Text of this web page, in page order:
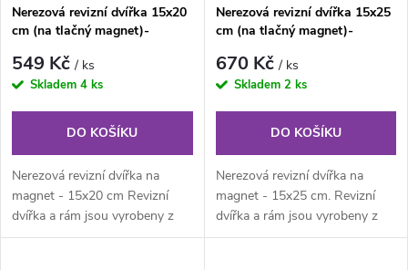
Nerezová revizní dvířka 15x20
cm (na tlačný magnet)-
549 Kč/ ks
Skladem 4 ks
DO KOŠÍKU
Nerezová revizní dvířka na
magnet - 15x20 cm Revizní
dvířka a rám jsou vyrobeny z
nerezového plechu. Rám z
Nerezová revizní dvířka 15x25
cm (na tlačný magnet)-
670 Kč/ ks
Skladem 2 ks
DO KOŠÍKU
Nerezová revizní dvířka na
magnet - 15x25 cm. Revizní
dvířka a rám jsou vyrobeny z
nerezového plechu. Rám z